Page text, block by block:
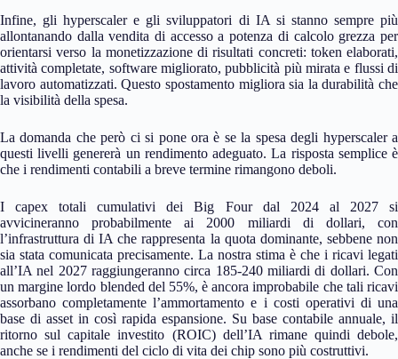
Infine, gli hyperscaler e gli sviluppatori di IA si stanno sempre più
allontanando dalla vendita di accesso a potenza di calcolo grezza per
orientarsi verso la monetizzazione di risultati concreti: token elaborati,
attività completate, software migliorato, pubblicità più mirata e flussi di
lavoro automatizzati. Questo spostamento migliora sia la durabilità che
la visibilità della spesa.
La domanda che però ci si pone ora è se la spesa degli hyperscaler a
questi livelli genererà un rendimento adeguato. La risposta semplice è
che i rendimenti contabili a breve termine rimangono deboli.
I capex totali cumulativi dei Big Four dal 2024 al 2027 si
avvicineranno probabilmente ai 2000 miliardi di dollari, con
l’infrastruttura di IA che rappresenta la quota dominante, sebbene non
sia stata comunicata precisamente. La nostra stima è che i ricavi legati
all’IA nel 2027 raggiungeranno circa 185-240 miliardi di dollari. Con
un margine lordo blended del 55%, è ancora improbabile che tali ricavi
assorbano completamente l’ammortamento e i costi operativi di una
base di asset in così rapida espansione. Su base contabile annuale, il
ritorno sul capitale investito (ROIC) dell’IA rimane quindi debole,
anche se i rendimenti del ciclo di vita dei chip sono più costruttivi.